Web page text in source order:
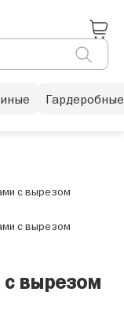
Гардеробные
с вырезом
с вырезом
вырезом